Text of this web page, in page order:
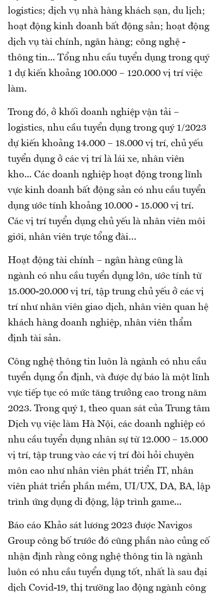
logistics; dịch vụ nhà hàng khách sạn, du lịch;
hoạt động kinh doanh bất động sản; hoạt động
dịch vụ tài chính, ngân hàng; công nghệ -
thông tin... Tổng nhu cầu tuyển dụng trong quý
1 dự kiến khoảng 100.000 – 120.000 vị trí việc
làm.
Trong đó, ở khối doanh nghiệp vận tải –
logistics, nhu cầu tuyển dụng trong quý 1/2023
dự kiến khoảng 14.000 – 18.000 vị trí, chủ yếu
tuyển dụng ở các vị trí là lái xe, nhân viên
kho... Các doanh nghiệp hoạt động trong lĩnh
vực kinh doanh bất động sản có nhu cầu tuyển
dụng ước tính khoảng 10.000 - 15.000 vị trí.
Các vị trí tuyển dụng chủ yếu là nhân viên môi
giới, nhân viên trực tổng đài…
Hoạt động tài chính – ngân hàng cũng là
ngành có nhu cầu tuyển dụng lớn, ước tính từ
15.000-20.000 vị trí, tập trung chủ yếu ở các vị
trí như nhân viên giao dịch, nhân viên quan hệ
khách hàng doanh nghiệp, nhân viên thẩm
định tài sản.
Công nghệ thông tin luôn là ngành có nhu cầu
tuyển dụng ổn định, và được dự báo là một lĩnh
vực tiếp tục có mức tăng trưởng cao trong năm
2023. Trong quý 1, theo quan sát của Trung tâm
Dịch vụ việc làm Hà Nội, các doanh nghiệp có
nhu cầu tuyển dụng nhân sự từ 12.000 – 15.000
vị trí, tập trung vào các vị trí đòi hỏi chuyên
môn cao như nhân viên phát triển IT, nhân
viên phát triển phần mềm, UI/UX, DA, BA, lập
trình ứng dụng di động, lập trình game...
Báo cáo Khảo sát lương 2023 được Navigos
Group công bố trước đó cũng phần nào củng cố
nhận định rằng công nghệ thông tin là ngành
luôn có nhu cầu tuyển dụng tốt, nhất là sau đại
dịch Covid-19, thị trường lao động ngành công